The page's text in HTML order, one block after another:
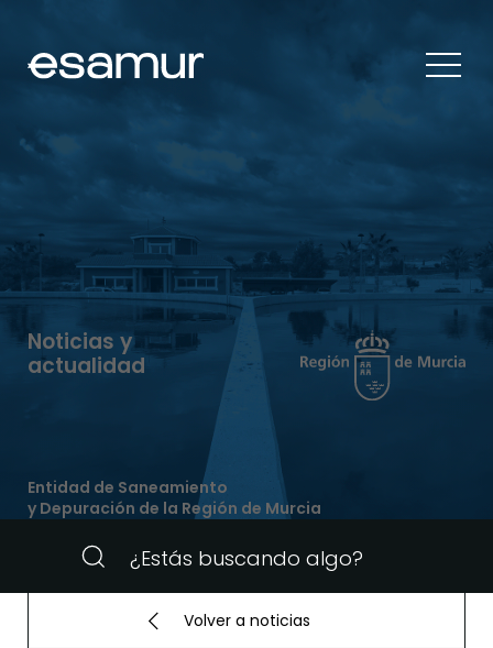
Noticias y
actualidad
Entidad de Saneamiento
y Depuración de la Región de Murcia
Volver a noticias